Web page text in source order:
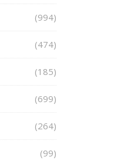
(994)
(474)
(185)
(699)
(264)
(99)